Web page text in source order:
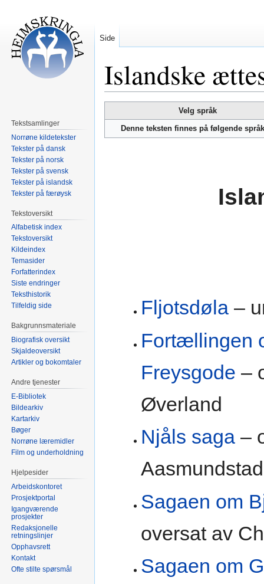
Islandske
til
navigering
til
Velg språk
Denne teksten finnes på følgende
Fljotsdøla –
Fortællingen
Freysgode –
Øverland
Njåls saga –
Aasmundstad
Sagaen om
oversat av
Sagaen om
Side
Tekstsamlinger
Norrøne kildetekster
Tekster på dansk
Tekster på norsk
Tekster på svensk
Tekster på islandsk
Tekster på færøysk
Tekstoversikt
Alfabetisk index
Tekstoversikt
Kildeindex
Temasider
Forfatterindex
Siste endringer
Teksthistorik
Tilfeldig side
Bakgrunnsmateriale
Biografisk oversikt
Skjaldeoversikt
Artikler og bokomtaler
Andre tjenester
E-Bibliotek
Bildearkiv
Kartarkiv
Bøger
Norrøne læremidler
Film og underholdning
Hjelpesider
Arbeidskontoret
Prosjektportal
Igangværende
prosjekter
Redaksjonelle
retningslinjer
Opphavsrett
Kontakt
Ofte stilte spørsmål